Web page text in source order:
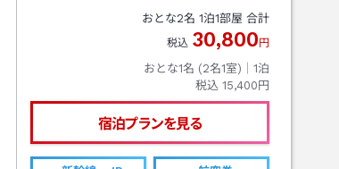
おとな2名 1泊1部屋 合計
税込 30,800 円
おとな1名 (2名1室)｜ 1泊
税込 15,400円
宿泊プランを見る